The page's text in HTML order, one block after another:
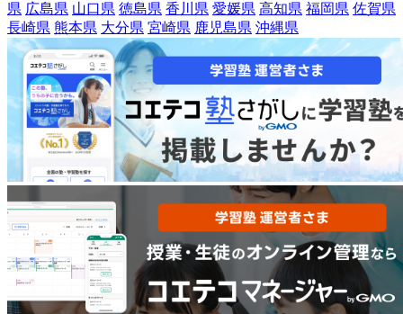
県 広島県 山口県 徳島県 香川県 愛媛県 高知県 福岡県 佐賀県
長崎県 熊本県 大分県 宮崎県 鹿児島県 沖縄県